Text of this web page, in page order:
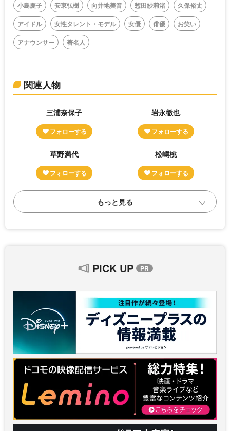
小島慶子
安東弘樹 向井地美音 惣田紗莉渚
久保裕丈
アイドル
女性タレント・モデル 女優 俳優
お笑い
アナウンサー
著名人
関連人物
三浦奈保子 岩永徹也
草野満代 松嶋桃
PICK UP